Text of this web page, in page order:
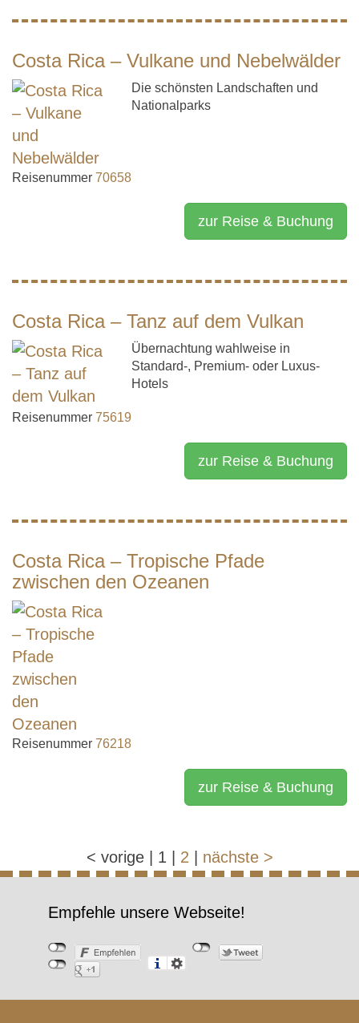
Costa Rica – Vulkane und Nebelwälder
Die schönsten Landschaften und
Nationalparks
Reisenummer 70658
zur Reise & Buchung
Costa Rica – Tanz auf dem Vulkan
Übernachtung wahlweise in
Standard-, Premium- oder Luxus-
Hotels
Reisenummer 75619
zur Reise & Buchung
Costa Rica – Tropische Pfade
zwischen den Ozeanen
Reisenummer 76218
zur Reise & Buchung
< vorige 1 2 nächste >
Empfehle unsere Webseite!